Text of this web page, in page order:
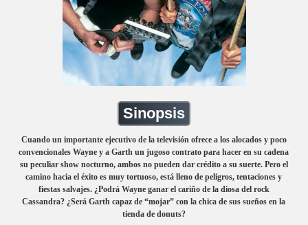
Sinopsis
Cuando un importante ejecutivo de la televisión ofrece a los alocados y poco
convencionales Wayne y a Garth un jugoso contrato para hacer en su cadena
su peculiar show nocturno, ambos no pueden dar crédito a su suerte. Pero el
camino hacia el éxito es muy tortuoso, está lleno de peligros, tentaciones y
fiestas salvajes. ¿Podrá Wayne ganar el cariño de la diosa del rock
Cassandra? ¿Será Garth capaz de “mojar” con la chica de sus sueños en la
tienda de donuts?